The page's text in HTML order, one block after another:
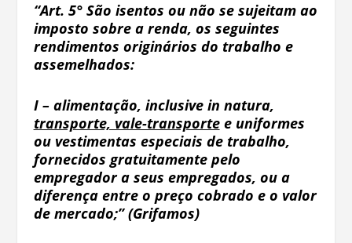
“Art. 5° São isentos ou não se sujeitam ao
imposto sobre a renda, os seguintes
rendimentos originários do trabalho e
assemelhados:
I – alimentação, inclusive in natura,
trans­porte, vale-transportee uniformes
ou vestimentas especiais de trabalho,
fornecidos gratuitamente pelo
empregador a seus empregados, ou a
diferen­ça entre o preço cobrado e o valor
de mercado;” (Grifamos)